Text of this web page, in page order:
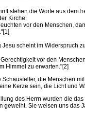
stehen die Worte aus dem
Kirche:
vor den Menschen,
Jesu scheint im Widerspruch
vor den
Himmel zu erwarten."[2]
Schausteller, die Menschen
Kerze sein, die Licht und
des Herrn wurden die
geweiht. Sie weisen uns das